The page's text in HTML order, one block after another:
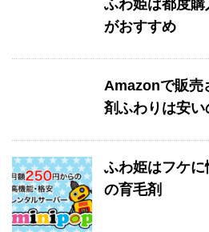
ふわ姫は都度
がおすすめ
Amazonで販売
剤ふわりは安い
ふわ姫はフケ
の育毛剤